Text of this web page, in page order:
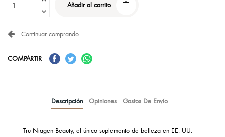
Añadir al carrito
Continuar comprando
COMPARTIR
Descripción Opiniones Gastos De Envío
Tru Niagen Beauty, el único suplemento de belleza en EE. UU.